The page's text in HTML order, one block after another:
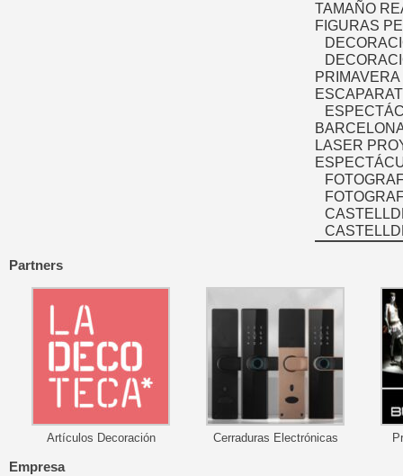
TAMAÑO
FIGURAS
PRIMAVERA
LASER
Partners
Artículos Decoración Cerraduras Electrónicas
Empresa